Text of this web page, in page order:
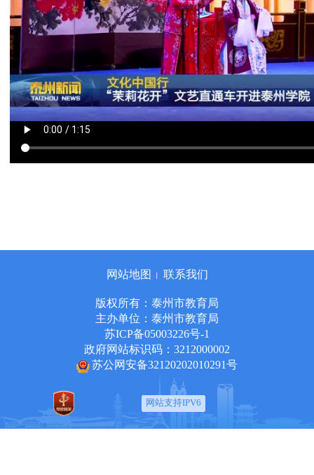
网站地图 联系我们
版权所有：泰州市教育局
主办单位：泰州市教育局
苏ICP备05003226号-1
政府网站标识码：3212000002
苏公网安备32120202010291号
网站支持IPV6